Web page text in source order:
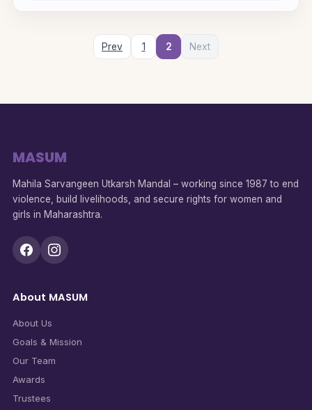
Prev 1 2 Next
MASUM
Mahila Sarvangeen Utkarsh Mandal – working since 1987 to end
violence, build livelihoods, and secure rights for women and
girls in Maharashtra.
About MASUM
About Us
Goals & Mission
Our Team
Awards
Trustees